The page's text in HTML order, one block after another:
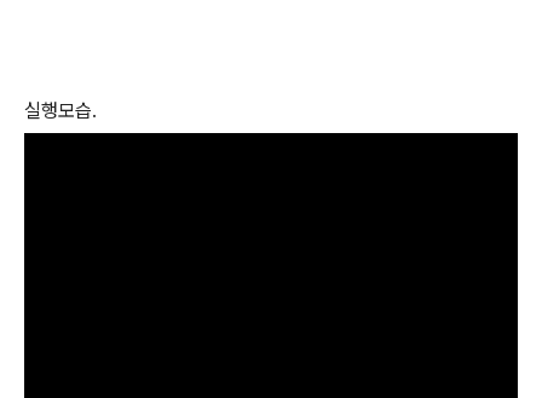
실행모습.